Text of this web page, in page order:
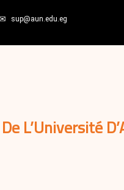
sup@aun.edu.eg
L’Université